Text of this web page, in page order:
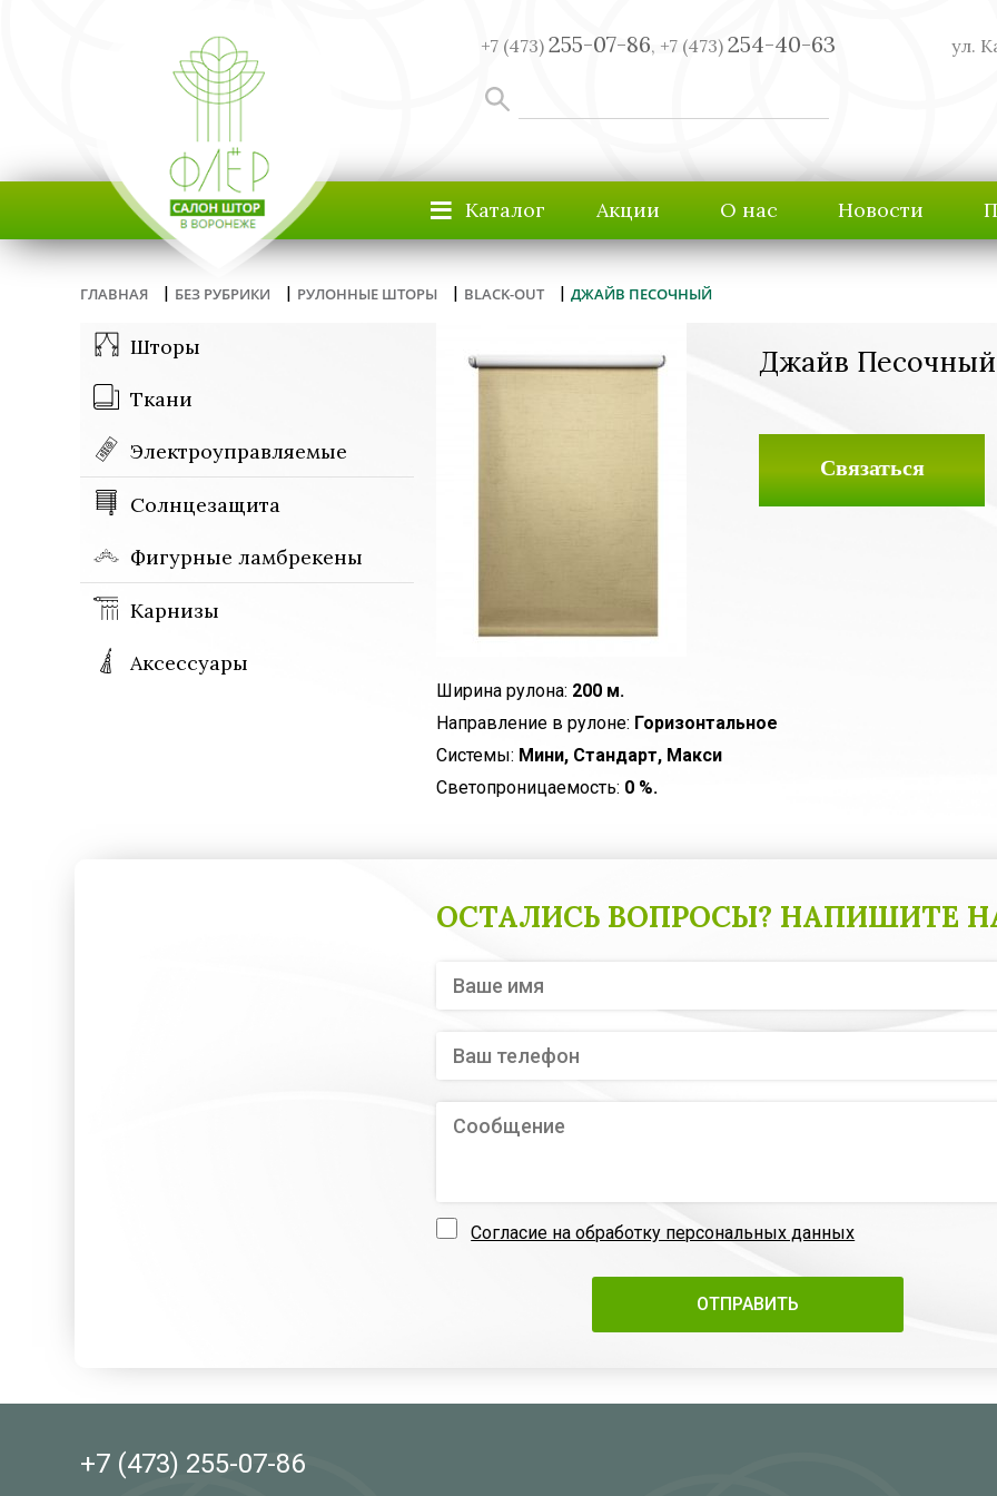
+7 (473) 255-07-86, +7 (473) 254-40-63 ул.
≡ Каталог Акции О нас Новости
ГЛАВНАЯ | БЕЗ РУБРИКИ | РУЛОННЫЕ ШТОРЫ | BLACK-OUT | ДЖАЙВ ПЕСОЧНЫЙ
Шторы
Ткани
Электроуправляемые
Солнцезащита
Фигурные ламбрекены
Карнизы
Аксессуары
Джайв Песочный
Связаться
Ширина рулона: 200 м.
Направление в рулоне: Горизонтальное
Системы: Мини, Стандарт, Макси
Светопроницаемость: 0 %.
ОСТАЛИСЬ ВОПРОСЫ? НАПИШИТЕ
Согласие на обработку персональных данных
+7 (473) 255-07-86